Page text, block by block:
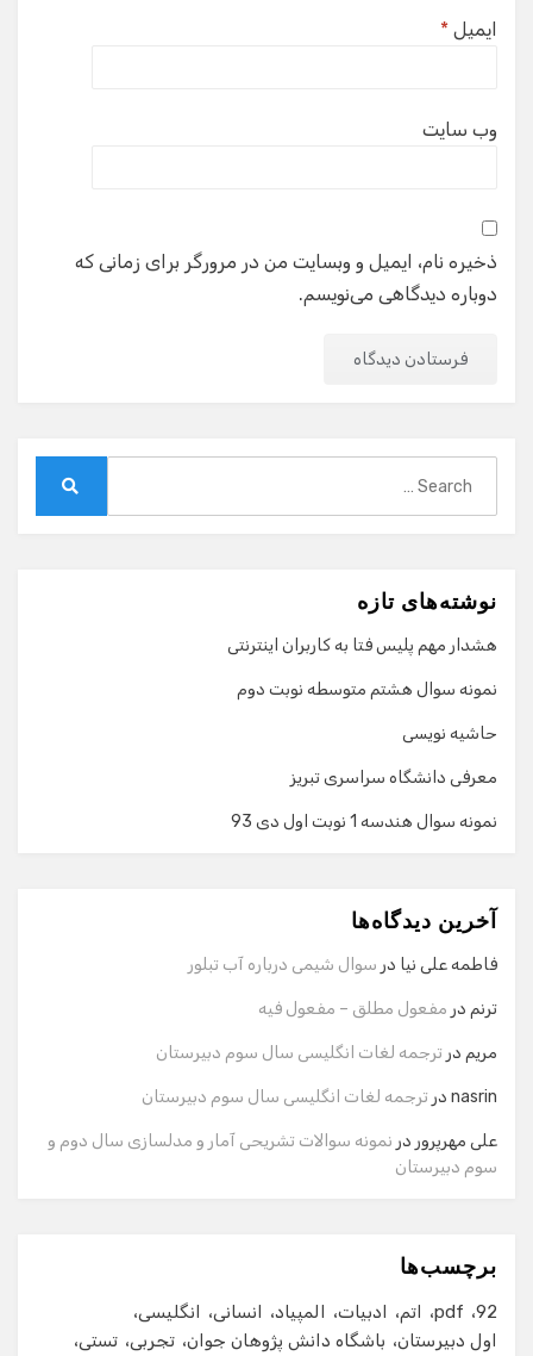
ایمیل *
وب‌ سایت
ذخیره نام، ایمیل و وبسایت من در مرورگر برای زمانی که
دوباره دیدگاهی می‌نویسم.
نوشته‌های تازه
هشدار مهم پلیس فتا به کاربران اینترنتی
نمونه سوال هشتم متوسطه نوبت دوم
حاشیه نویسی
معرفی دانشگاه سراسری تبریز
نمونه سوال هندسه 1 نوبت اول دی 93
آخرین دیدگاه‌ها
فاطمه علی نیا در سوال شیمی درباره آب تبلور
ترنم در مفعول مطلق – مفعول فیه
مریم در ترجمه لغات انگلیسی سال سوم دبیرستان
nasrin در ترجمه لغات انگلیسی سال سوم دبیرستان
علی مهرپرور در نمونه سوالات تشریحی آمار و مدلسازی سال دوم و
سوم دبیرستان
برچسب‌ها
92
pdf اتم ادبیات المپیاد انسانی
انگلیسی
اول دبیرستان
باشگاه دانش پژوهان جوان تجربی تستی
گفت‌وگو با دستیار هوشمند
سلام! برای شروع گفت‌وگو لطفاً شماره تماس یا ایمیل خود را
وارد کنید.
ایمیل